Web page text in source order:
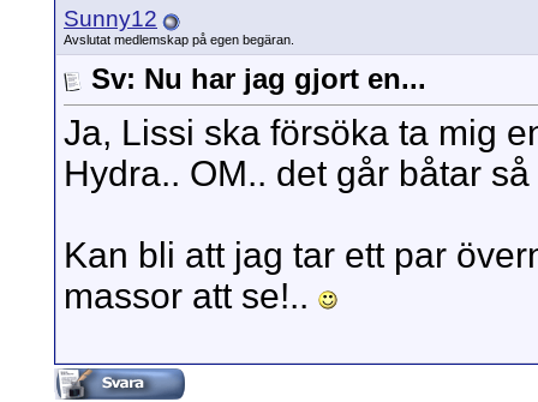
Sunny12
Avslutat medlemskap på egen begäran.
Sv: Nu har jag gjort en...
Ja, Lissi ska försöka ta mig
Hydra.. OM.. det går båtar
Kan bli att jag tar ett par
massor att se!..